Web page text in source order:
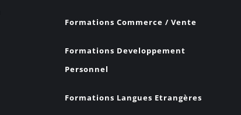
Formations Commerce / Vente
Formations Developpement
Personnel
Formations Langues Etrangères